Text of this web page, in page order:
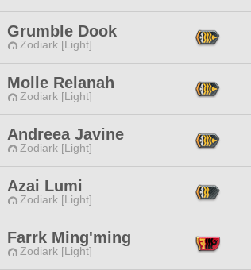
Grumble Dook
Zodiark [Light]
Molle Relanah
Zodiark [Light]
Andreea Javine
Zodiark [Light]
Azai Lumi
Zodiark [Light]
Farrk Ming'ming
Zodiark [Light]